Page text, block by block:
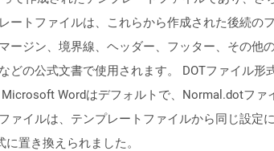
ートファイルは、これらから作成された後続の
ージン、境界線、ヘッダー、フッター、その他
どの公式文書で使用されます。 DOTファイル
Wordはデフォルトで、Normal.dotファ
ァイルは、テンプレートファイルから同じ設定
置き換えられました。